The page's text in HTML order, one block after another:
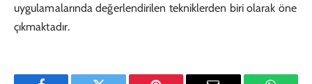
uygulamalarında değerlendirilen tekniklerden biri olarak öne
çıkmaktadır.